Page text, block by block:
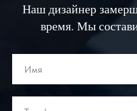
Наш дизайнер
время. Мы